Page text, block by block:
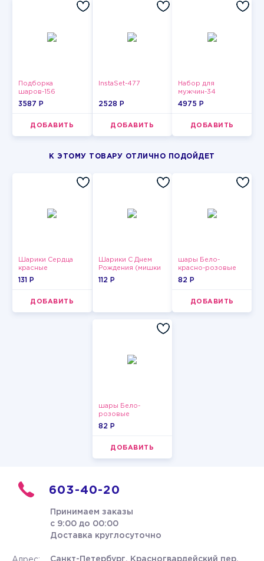
Подборка
шаров-156
3587 P
ДОБАВИТЬ
InstaSet-477
2528 P
ДОБАВИТЬ
Набор для
мужчин-34
4975 P
ДОБАВИТЬ
К ЭТОМУ ТОВАРУ ОТЛИЧНО ПОДОЙДЕТ
Шарики Сердца
красные
131 P
ДОБАВИТЬ
Шарики С Днем
Рождения (мишки
и тортики)
112 P
шары Бело-
красно-розовые
пастельные
82 P
ДОБАВИТЬ
шары Бело-
розовые
пастельные
82 P
ДОБАВИТЬ
603-40-20
Принимаем заказы
с 9:00 до 00:00
Доставка круглосуточно
Санкт-Петербург, Красногвардейский пер.